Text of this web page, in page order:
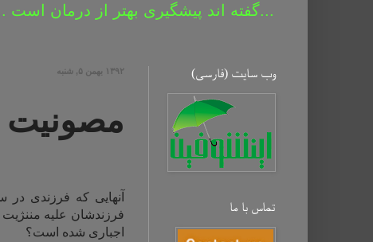
...گفته اند پیشگیری بهتر از درمان است
۱۳۹۲ بهمن ۵, شنبه
مصونیت
آنهایی که فرزندی در
فرزندشان علیه
اجباری شده است؟
وب سایت (فارسی)
تماس با ما